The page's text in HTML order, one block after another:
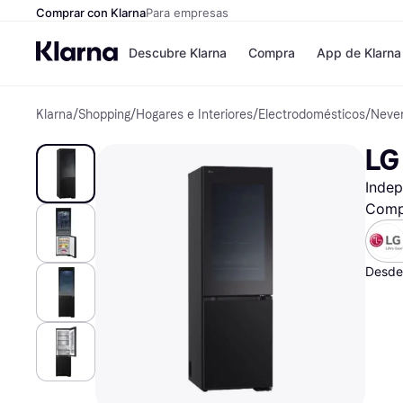
Comprar con KlarnaPara empresas
Descubre Klarna
Formas de
Paga ahora
Paga en 3 plazos
Paga en 30 días
Financiación
Klarna en Apple
Compra
Tiendas
Zalando
JD Sports
Directorio de
App de Klarna
Klarna/Shopping/Hogares e Interiores/Electrodomésticos/